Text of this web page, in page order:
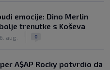
emocije: Dino Merlin
trenutke s Koševa
6. aug. 0
A$AP Rocky potvrdio da